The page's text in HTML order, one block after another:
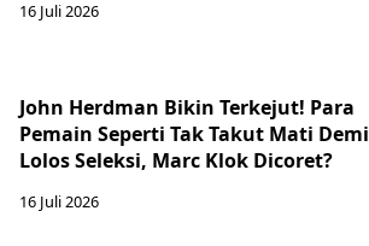
16 Juli 2026
John Herdman Bikin Terkejut! Para
Pemain Seperti Tak Takut Mati Demi
Lolos Seleksi, Marc Klok Dicoret?
16 Juli 2026